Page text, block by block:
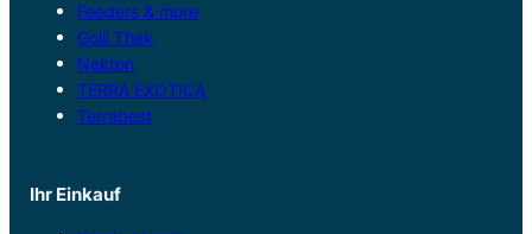
Feeders & more
Golli Thek
Nekton
TERRA EXOTICA
Terrabest
Ihr Einkauf